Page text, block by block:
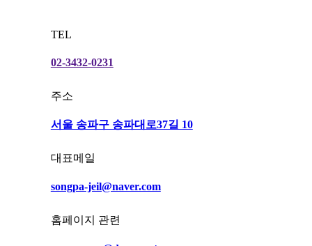
TEL
02-3432-0231
주소
서울 송파구 송파대로37길 10
대표메일
songpa-jeil@naver.com
홈페이지 관련